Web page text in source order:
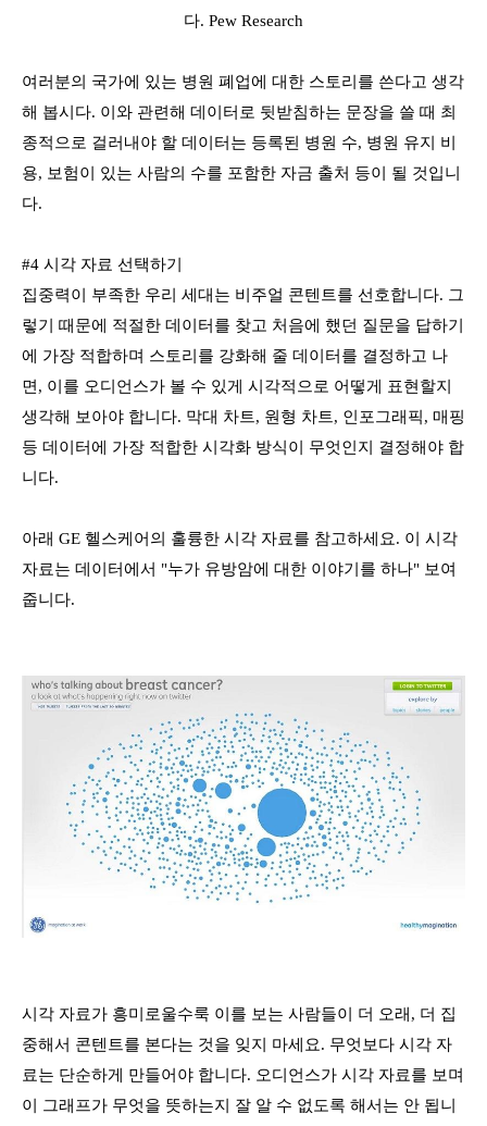
다. Pew Research
여러분의 국가에 있는 병원 폐업에 대한 스토리를 쓴다고 생각
해 봅시다. 이와 관련해 데이터로 뒷받침하는 문장을 쓸 때 최
종적으로 걸러내야 할 데이터는 등록된 병원 수, 병원 유지 비
용, 보험이 있는 사람의 수를 포함한 자금 출처 등이 될 것입니
다.
#4 시각 자료 선택하기
집중력이 부족한 우리 세대는 비주얼 콘텐트를 선호합니다. 그
렇기 때문에 적절한 데이터를 찾고 처음에 했던 질문을 답하기
에 가장 적합하며 스토리를 강화해 줄 데이터를 결정하고 나
면, 이를 오디언스가 볼 수 있게 시각적으로 어떻게 표현할지
생각해 보아야 합니다. 막대 차트, 원형 차트, 인포그래픽, 매핑
등 데이터에 가장 적합한 시각화 방식이 무엇인지 결정해야 합
니다.
아래 GE 헬스케어의 훌륭한 시각 자료를 참고하세요. 이 시각
자료는 데이터에서 "누가 유방암에 대한 이야기를 하나" 보여
줍니다.
시각 자료가 흥미로울수룩 이를 보는 사람들이 더 오래, 더 집
중해서 콘텐트를 본다는 것을 잊지 마세요. 무엇보다 시각 자
료는 단순하게 만들어야 합니다. 오디언스가 시각 자료를 보며
이 그래프가 무엇을 뜻하는지 잘 알 수 없도록 해서는 안 됩니